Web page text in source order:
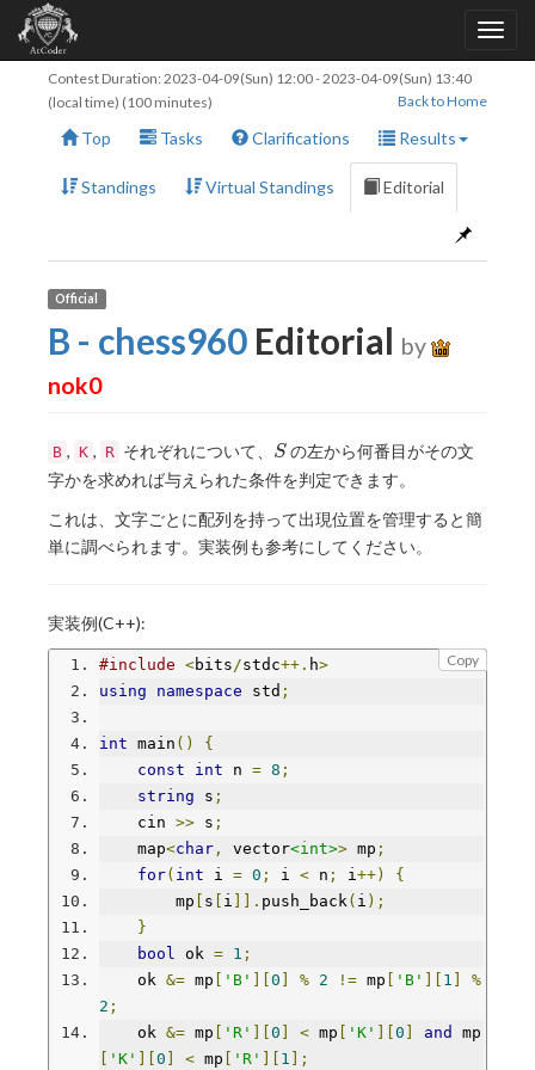
Contest Duration: 2023-04-09(Sun) 12:00-2023-04-09(Sun) 13:40
(local time) (100 minutes)
Back to Home
Top Tasks Clarifications Results
Standings Virtual Standings Editorial
Official
B - chess960 Editorial by
nok0
B , K , R それぞれについて、 S
Sの左から何番目がその文
字かを求めれば与えられた条件を判定できます。
これは、文字ごとに配列を持って出現位置を管理すると簡
単に調べられます。実装例も参考にしてください。
実装例(C++):
Copy
#include <bits/stdc++. h>
using
namespace std ;
int main ()
{
const
int n = 8 ;
string s ;
    cin
>> s ;
    map
<char , vector<int>> mp ;
for( int i = 0 ; i < n ; i++)
{
        mp
s i ]]. push_back( i );
}
bool ok = 1 ;
    ok
&= mp 'B' 0 % 2 != mp 'B' 1
%
2 ;
    ok
&= mp 'R' 0 < mp 'K' 0 and
mp
'K' 0 < mp 'R' 1 ];